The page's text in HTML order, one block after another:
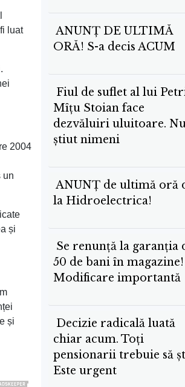
luat
2004
un
și
și
ANUNȚ DE ULTIMĂ
ORĂ! S-a decis ACUM
Fiul de suflet al lui
Mîțu Stoian face
dezvăluiri uluitoare.
știut nimeni
ANUNȚ de ultimă oră
la Hidroelectrica!
Se renunță la garanția
50 de bani în magazine!
Modificare importantă
Decizie radicală luată
chiar acum. Toți
pensionarii trebuie să
Este urgent